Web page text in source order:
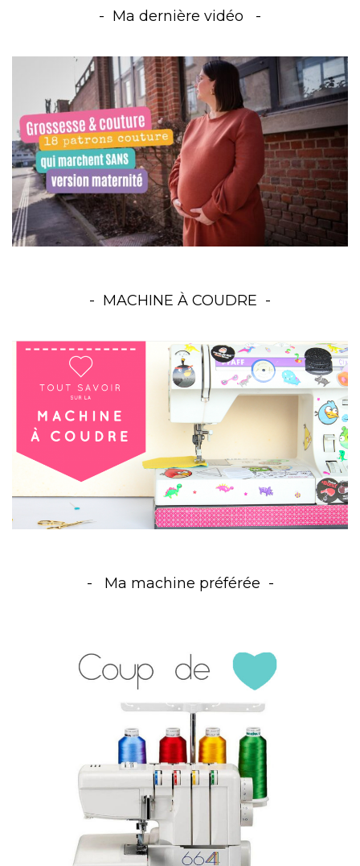
Ma dernière vidéo
MACHINE À COUDRE
Ma machine préférée